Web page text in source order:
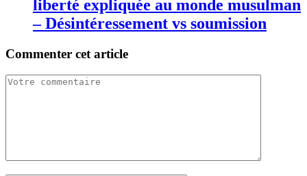
liberté expliquée au monde musulman
– Désintéressement vs soumission
Commenter cet article